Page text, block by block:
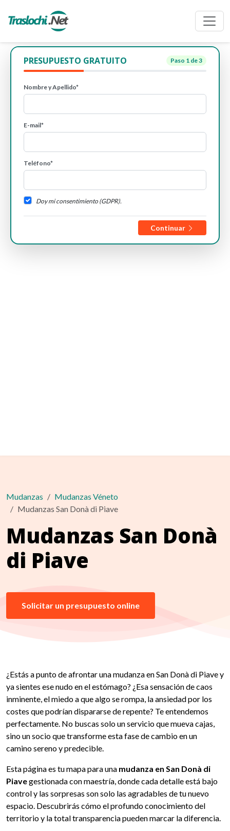
PRESUPUESTO GRATUITO Paso 1 de 3
Nombre y Apellido*
E-mail*
Teléfono*
Doy mi consentimiento (GDPR).
Continuar
Mudanzas
Mudanzas Véneto
Mudanzas San Donà di Piave
Mudanzas San Donà
di Piave
Solicitar un presupuesto online
¿Estás a punto de afrontar una mudanza en San Donà di Piave y
ya sientes ese nudo en el estómago? ¿Esa sensación de caos
inminente, el miedo a que algo se rompa, la ansiedad por los
costes que podrían dispararse de repente? Te entendemos
perfectamente. No buscas solo un servicio que mueva cajas,
sino un socio que transforme esta fase de cambio en un
camino sereno y predecible.
Esta página es tu mapa para una mudanza en San Donà di
Piavegestionada con maestría, donde cada detalle está bajo
control y las sorpresas son solo las agradables de tu nuevo
espacio. Descubrirás cómo el profundo conocimiento del
territorio y la total transparencia pueden marcar la diferencia.